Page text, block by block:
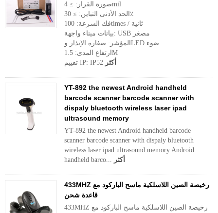
صورة القرار: ≥ 4mil
الحد الأدنى التباين: ≥ 30٪
فك السرعة: 100times / ثانية
بيانات ميناء واجهة: USB مصغر
المؤشر: صفارة الإنذار وLED ضوء
ارتفاع المدى: 1.5M
تقييم IP: IP52 أكثر
YT-892 the newest Android handheld
barcode scanner barcode scanner with
dispaly bluetooth wireless laser ipad
ultrasound memory
YT-892 the newest Android handheld barcode
scanner barcode scanner with dispaly bluetooth
wireless laser ipad ultrasound memory Android
handheld barco... أكثر
433MHZ رخيصة الصين اللاسلكية ماسح الباركود مع
قاعدة شحن
433MHZ رخيصة الصين اللاسلكية ماسح الباركود مع